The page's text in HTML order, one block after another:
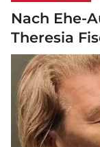
Nach Ehe-
Theresia